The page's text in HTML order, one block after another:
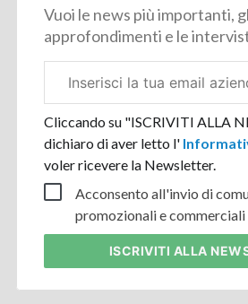
Vuoi le news più importanti,
approfondimenti e le
aziendale
Cliccando su "ISCRIVITI ALLA
dichiaro di aver letto l'
voler ricevere la Newsletter.
Acconsento all'invio di
promozionali e
ISCRIVITI ALLA